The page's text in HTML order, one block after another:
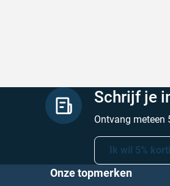
Schrijf je
Ontvang meteen
Ik wil 5%
Onze topmerken